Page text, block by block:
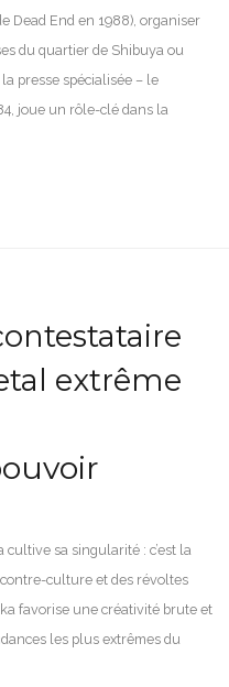
Dead End en 1988), organiser
du quartier de Shibuya ou
presse spécialisée – le
joue un rôle-clé dans la
extrême
cultive sa singularité : c’est la
contre-culture et des révoltes
favorise une créativité brute et
les plus extrêmes du